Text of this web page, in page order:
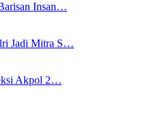
Insan…
Jadi Mitra S…
Akpol 2…